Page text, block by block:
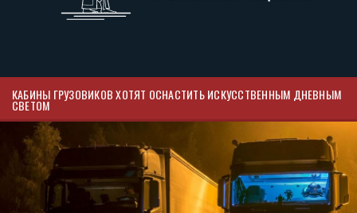
КАБИНЫ ГРУЗОВИКОВ ХОТЯТ ОСНАСТИТЬ ИСКУССТВЕННЫМ ДНЕВНЫМ
СВЕТОМ